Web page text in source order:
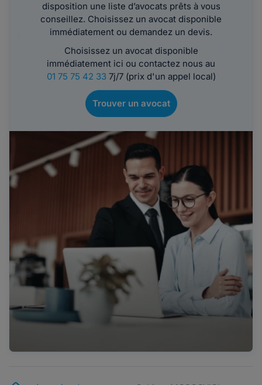
disposition une liste d’avocats prêts à vous
conseillez. Choisissez un avocat disponible
immédiatement ou demandez un devis.
Choisissez un avocat disponible
immédiatement ici ou contactez nous au
01 75 75 42 337j/7 (prix d'un appel local)
Trouver un avocat